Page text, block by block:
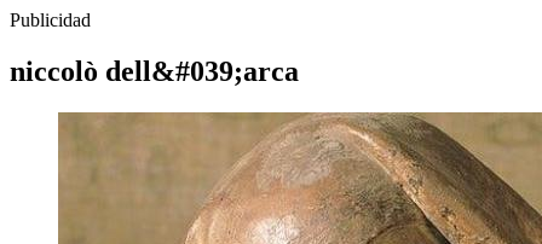
Publicidad
niccolò dell&#039;arca